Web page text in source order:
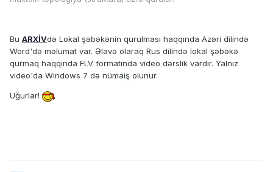
Bu ARXİVdə Lokal şəbəkənin qurulması haqqında Azəri dilində
Word'də məlumat var. Əlavə olaraq Rus dilində lokal şəbəkə
qurmaq haqqında FLV formatında video dərslik vardır. Yalnız
video'da Windows 7 də nümaiş olunur.
Uğurlar!